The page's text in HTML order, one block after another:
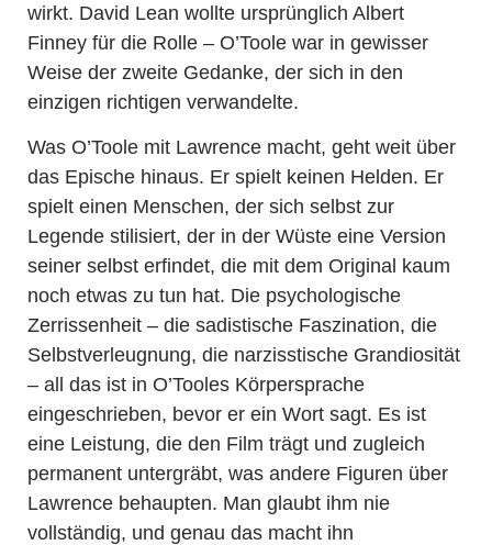
wirkt. David Lean wollte ursprünglich Albert
Finney für die Rolle – O’Toole war in gewisser
Weise der zweite Gedanke, der sich in den
einzigen richtigen verwandelte.
Was O’Toole mit Lawrence macht, geht weit über
das Epische hinaus. Er spielt keinen Helden. Er
spielt einen Menschen, der sich selbst zur
Legende stilisiert, der in der Wüste eine Version
seiner selbst erfindet, die mit dem Original kaum
noch etwas zu tun hat. Die psychologische
Zerrissenheit – die sadistische Faszination, die
Selbstverleugnung, die narzisstische Grandiosität
– all das ist in O’Tooles Körpersprache
eingeschrieben, bevor er ein Wort sagt. Es ist
eine Leistung, die den Film trägt und zugleich
permanent untergräbt, was andere Figuren über
Lawrence behaupten. Man glaubt ihm nie
vollständig, und genau das macht ihn